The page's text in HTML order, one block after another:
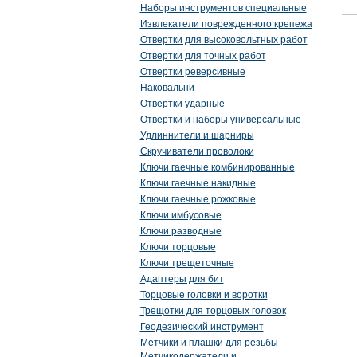
Наборы инструментов специальные
Извлекатели поврежденного крепежа
Отвертки для высоковольтных работ
Отвертки для точных работ
Отвертки реверсивные
Наковальни
Отвертки ударные
Отвертки и наборы универсальные
Удлиннители и шарниры
Скручиватели проволоки
Ключи гаечные комбинированные
Ключи гаечные накидные
Ключи гаечные рожковые
Ключи имбусовые
Ключи разводные
Ключи торцовые
Ключи трещеточные
Адаптеры для бит
Торцовые головки и воротки
Трещотки для торцовых головок
Геодезический инструмент
Метчики и плашки для резьбы